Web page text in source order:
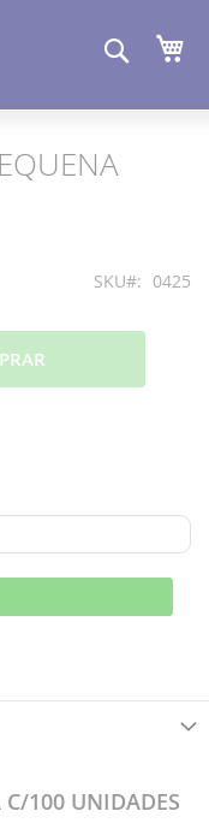
SKU 0425
100 UNIDADES